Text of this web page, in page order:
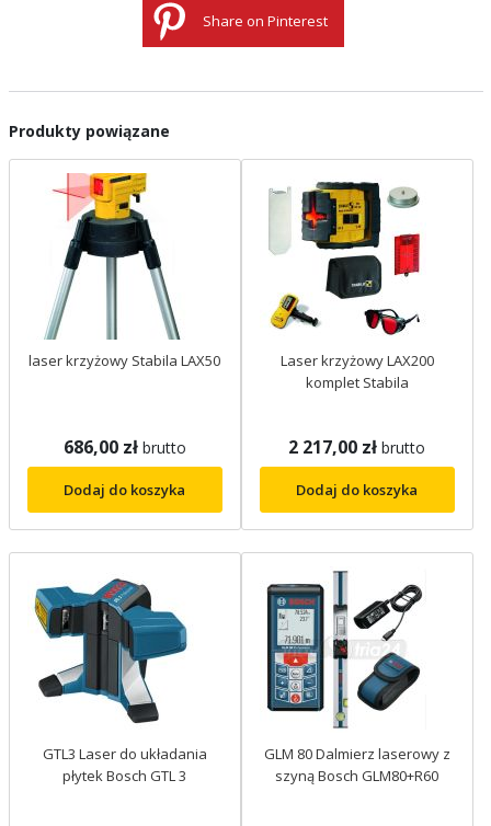
Share on Pinterest
Produkty powiązane
laser krzyżowy Stabila LAX50
686,00 zł brutto
Dodaj do koszyka
Laser krzyżowy LAX200
komplet Stabila
2 217,00 zł brutto
Dodaj do koszyka
GTL3 Laser do układania
płytek Bosch GTL 3
GLM 80 Dalmierz laserowy z
szyną Bosch GLM80+R60